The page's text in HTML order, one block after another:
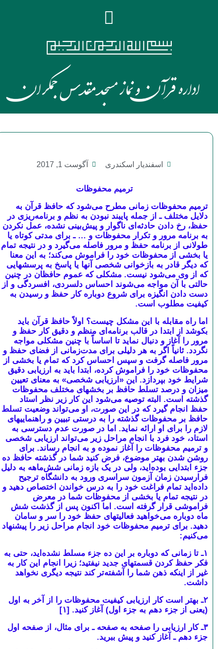
اسفندیار اسکندری آگوست 1, 2017
ترمیم محفوظات
ترمیم محفوظات زمانی مطرح می‌شود که حافظ قرآن به
دلایل مختلف ـ از جمله پایبند نبودن به نظم و برنامه‌ریزی در
حفظ، رخ دادن حادثه‌ای ناگوار و پیش‌بینی نشده، عمل نکردن
به برنامه مرور و تکرار محفوظات و … ـ برای مدتی کوتاه یا
طولانی از برنامه حفظ و مرور فاصله می‌گیرد و در نتیجه تمام
یا بخشی از محفوظات خود را فراموش می‌کند؛ به این معنا
که دیگر قادر به بازخوانی شخصی آنها یا پاسخ به پرسشهایی
که از وی می‌شود نیست. مشکلی که عموم حافظان در چنین
حالتی با آن مواجه می‌شوند احساس دلسردی، افسردگی و از
دست دادن انگیزه برای شروع دوباره کار حفظ و رسیدن به
کیفیت مطلوب است.
اما راه مقابله با این مشکل چیست؟ اولاً حافظ قرآن باید
بکوشد از ابتدا در قالب برنامه‌ای منظم و دقیق کار حفظ و
مرور را آغاز و دنبال نماید تا اساساً با چنین مشکلی مواجه
نگردد. ثانیاً اگر به هر دلیلی برای مدت‌زمانی از فضای حفظ و
مرور فاصله گرفت و سپس احساس کرد که تمام یا بخشی از
محفوظات خود را فراموش کرده، ابتدا باید به ارزیابی دقیق
شرایط خود بپردازد. این «ارزیابی شخصی» به معنای تعیین
میزان و درصد تسلط حافظ بر بخشهای مختلف محفوظات
گذشته است. البته توصیه می‌شود این کار زیر نظر استاد
حفظ انجام گیرد که در این صورت، او می‌تواند وضعیت تسلط
حافظ بر محفوظات گذشته را به درستی تبیین و راهنماییهای
لازم را برای او ارائه نماید. اما در صورت عدم دسترسی به
استاد، خود فرد با انجام مراحل زیر می‌تواند ارزیابی شخصی
و ترمیم محفوظات را آغاز نموده و به انجام رساند. برای
روشن شدن بهتر موضوع، فرض کنید شما در گذشته حافظ ده
جزء ابتدایی بوده‌اید، ولی در یک بازه زمانی شش‌ماهه به دلیل
فرارسیدن زمان آزمون سراسری ورود به دانشگاه ترجیح
داده‌اید تمام فراغت خود را به درس خواندن اختصاص دهید و
در نتیجه تمام یا بخشی از محفوظات شما در معرض
فراموشی قرار گرفته است. اما اکنون پس از گذشت شش
ماه دوباره می‌خواهید فعالیتهای حفظ خود را سر و سامان
دهید. برای ترمیم محفوظات خود انجام مراحل زیر را پیشنهاد
می‌کنیم:
۱ـ تا زمانی که دوباره بر این ده جزء مسلط نشده‌اید، حتی به
فکر حفظ کردن قسمتهای جدید نیفتید؛ زیرا انجام این کار به
غیر از اینکه ذهن شما را آشفته‌تر کند نتیجه دیگری نخواهد
داشت.
۲ـ بهتر است کار ارزیابی کیفیت محفوظات را از آخر به اول
(یعنی از جزء دهم به جزء اول) آغاز کنید. [۱]
۳ـ کار ارزیابی را صفحه به صفحه ـ برای مثال، از صفحه اول
جزء دهم ـ آغاز کنید و پیش ببرید.